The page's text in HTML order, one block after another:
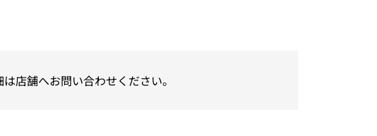
店舗へお問い合わせください。